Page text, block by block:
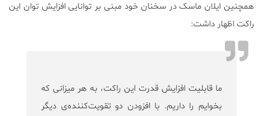
همچنین ایلان ماسک در سخنان خود مبنی بر توانایی افزایش توان این
راکت اظهار داشت:
ما قابلیت افزایش قدرت این راکت، به هر میزانی که
بخوایم را داریم. با افزودن دو تقویت‌کننده‌ی دیگر